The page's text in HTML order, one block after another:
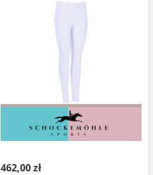
462,00 zł